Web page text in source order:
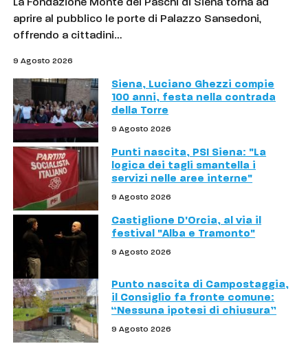
La Fondazione Monte dei Paschi di Siena torna ad
aprire al pubblico le porte di Palazzo Sansedoni,
offrendo a cittadini…
9 Agosto 2026
Siena, Luciano Ghezzi compie
100 anni, festa nella contrada
della Torre
9 Agosto 2026
Punti nascita, PSI Siena: "La
logica dei tagli smantella i
servizi nelle aree interne"
9 Agosto 2026
Castiglione D'Orcia, al via il
festival "Alba e Tramonto"
9 Agosto 2026
Punto nascita di Campostaggia,
il Consiglio fa fronte comune:
“Nessuna ipotesi di chiusura”
9 Agosto 2026